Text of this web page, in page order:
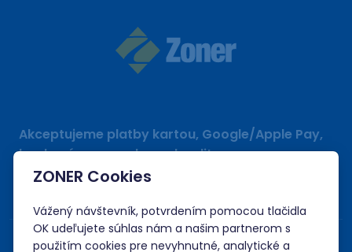
Akceptujeme platby kartou, Google/Apple Pay,
bankovým prevodom a kreditom.
ZONER Cookies
Vážený návštevník, potvrdením pomocou tlačidla
OK udeľujete súhlas nám a našim partnerom s
použitím cookies pre nevyhnutné, analytické a